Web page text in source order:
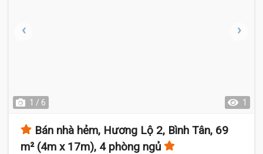
1 / 6 1
Bán nhà hẻm, Hương Lộ 2, Bình Tân, 69
m² (4m x 17m), 4 phòng ngủ